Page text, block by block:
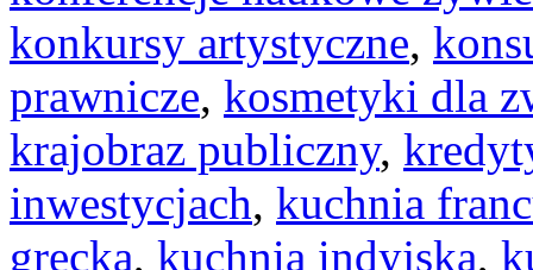
konkursy artystyczne,
prawnicze, kosmetyki dla
krajobraz publiczny,
inwestycjach, kuchnia
grecka, kuchnia indyjska,